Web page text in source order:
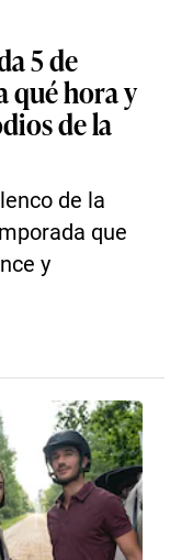
5 de
qué hora y
de la
de la
que
y